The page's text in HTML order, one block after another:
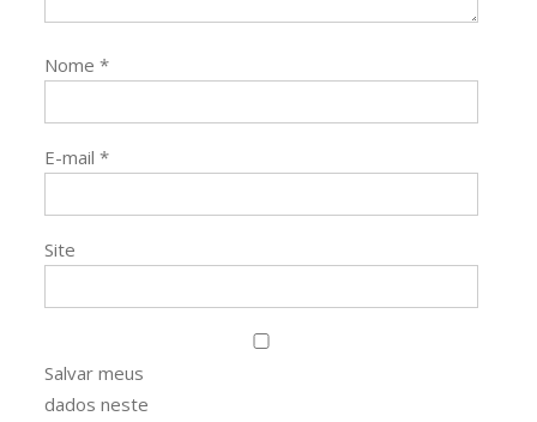
Nome*
E-mail*
Site
Salvar meus
dados neste